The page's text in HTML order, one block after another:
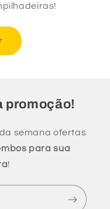
promoção!
semana ofertas
para sua
!